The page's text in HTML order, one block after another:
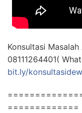
Konsultasi
08111264401(
bit.ly/
=============